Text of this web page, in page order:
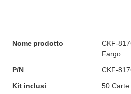
Nome prodotto
CKF-
Fargo
P/N
CKF-
Kit inclusi
50 Carte